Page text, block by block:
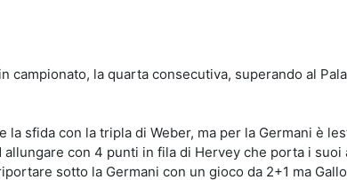
campionato, la quarta consecutiva, superando al
la sfida con la tripla di Weber, ma per la Germani è
allungare con 4 punti in fila di Hervey che porta i suoi
sotto la Germani con un gioco da 2+1 ma